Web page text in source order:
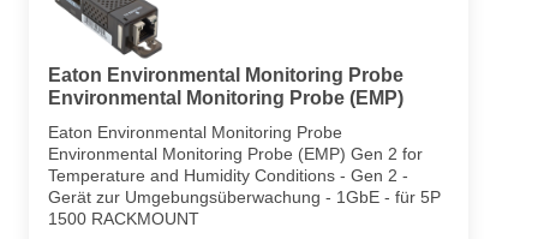
Eaton Environmental Monitoring Probe
Environmental Monitoring Probe (EMP)
Eaton Environmental Monitoring Probe
Environmental Monitoring Probe (EMP) Gen 2 for
Temperature and Humidity Conditions - Gen 2 -
Gerät zur Umgebungsüberwachung - 1GbE - für 5P
1500 RACKMOUNT